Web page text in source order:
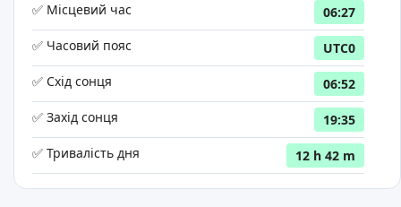
✅ Місцевий час
06:27
✅ Часовий пояс
UTC0
✅ Схід сонця
06:52
✅ Захід сонця
19:35
✅ Тривалість дня
12 h 42 m